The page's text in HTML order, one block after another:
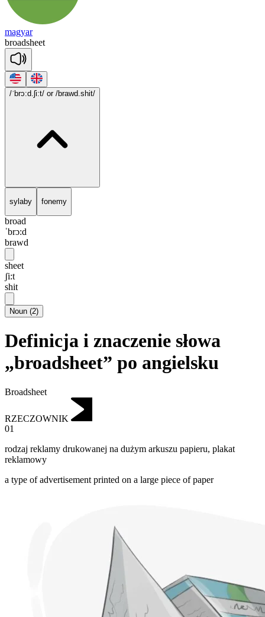
magyar
broadsheet
/ˈbrɔ:d.ʃi:t/ or /brawd.shit/
sylaby fonemy
broad
ˈbrɔ:d
brawd
sheet
ʃi:t
shit
Noun (2)
Definicja i znaczenie słowa
„broadsheet” po angielsku
Broadsheet
RZECZOWNIK
01
rodzaj reklamy drukowanej na dużym arkuszu papieru, plakat
reklamowy
a type of advertisement printed on a large piece of paper